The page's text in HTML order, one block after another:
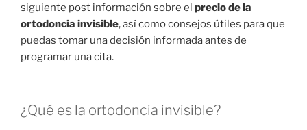
siguiente post información sobre el precio de la
ortodoncia invisible, así como consejos útiles para que
puedas tomar una decisión informada antes de
programar una cita.
¿Qué es la ortodoncia invisible?